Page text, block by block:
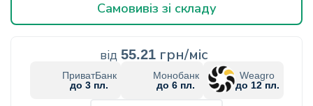
Самовивіз зі складу
від 55.21грн/міс
ПриватБанк
до 3 пл.
Монобанк
до 6 пл.
Weagro
до 12 пл.